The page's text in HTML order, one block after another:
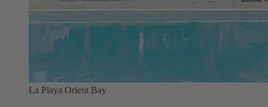
La Playa Orient Bay